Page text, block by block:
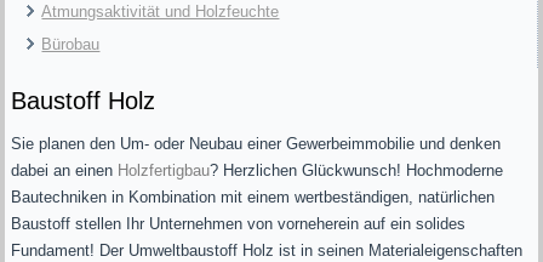
Atmungsaktivität und Holzfeuchte
Bürobau
Baustoff Holz
Sie planen den Um- oder Neubau einer Gewerbeimmobilie und denken
dabei an einen Holzfertigbau? Herzlichen Glückwunsch! Hochmoderne
Bautechniken in Kombination mit einem wertbeständigen, natürlichen
Baustoff stellen Ihr Unternehmen von vorneherein auf ein solides
Fundament! Der Umweltbaustoff Holz ist in seinen Materialeigenschaften